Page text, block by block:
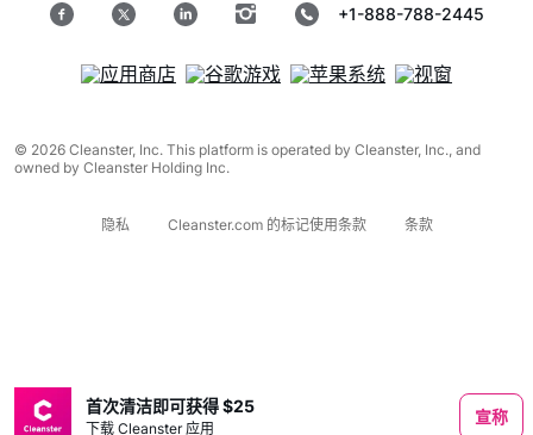
首次清洁即可获得 $25
下载 Cleanster 应用
宣称
+1-888-788-2445
© 2026 Cleanster, Inc. This platform is operated by Cleanster, Inc., and
owned by Cleanster Holding Inc.
隐私 Cleanster.com 的标记使用条款 条款